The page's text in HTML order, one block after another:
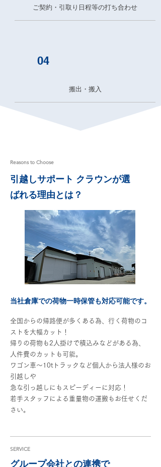
ご契約・引取り日程等の打ち合わせ
04
搬出・搬入
Reasons to Choose
引越しサポート クラウンが選
ばれる理由とは？
当社倉庫での荷物一時保管も対応可能です。
全国からの帰路便が多くある為、行く荷物のコ
ストを大幅カット！
帰りの荷物も2人掛けで積込みなどがある為、
人件費のカットも可能。
ワゴン車～10tトラックなど個人から法人様のお
引越しや
急な引っ越しにもスピーディーに対応！
若手スタッフによる重量物の運搬もお任せくだ
さい。
SERVICE
グループ会社との連携で